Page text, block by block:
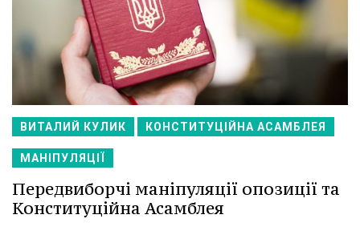
ВИТАЛИЙ КУЛИК КОНСТИТУЦІЙНА АСАМБЛЕЯ
МАНІПУЛЯЦІЇ
Передвиборчі маніпуляції опозиції та
Конституційна Асамблея